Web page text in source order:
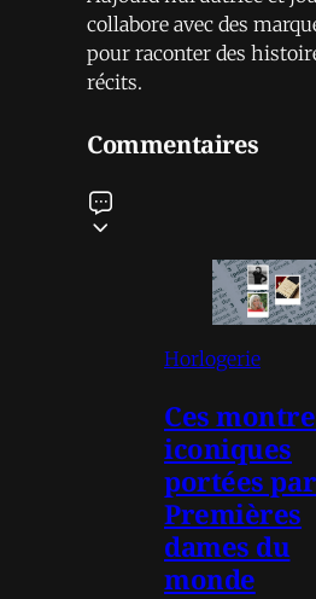
collabore avec des
pour raconter des
récits.
Commentaires
Horlogerie
Ces
iconiques
portées
Premières
dames du
monde